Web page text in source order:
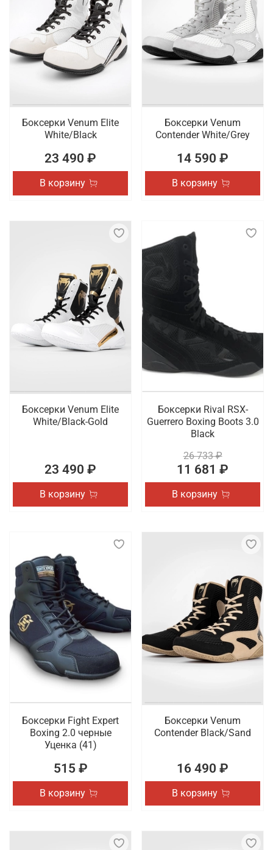
Боксерки Venum Elite
White/Black
23 490 ₽
В корзину
Боксерки Venum
Contender White/Grey
14 590 ₽
В корзину
Боксерки Venum Elite
White/Black-Gold
23 490 ₽
В корзину
Боксерки Rival RSX-
Guerrero Boxing Boots 3.0
Black
26 733 ₽
11 681 ₽
В корзину
Боксерки Fight Expert
Boxing 2.0 черные
Уценка (41)
515 ₽
В корзину
Боксерки Venum
Contender Black/Sand
16 490 ₽
В корзину